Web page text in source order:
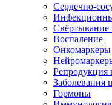
Сердечно-
Свёртывание
Воспаление
Онкомаркеры
Репродукция
Заболевания
Гормоны